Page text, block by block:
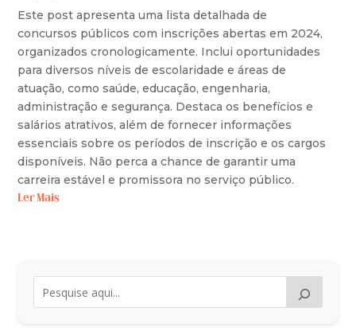
Este post apresenta uma lista detalhada de
concursos públicos com inscrições abertas em 2024,
organizados cronologicamente. Inclui oportunidades
para diversos níveis de escolaridade e áreas de
atuação, como saúde, educação, engenharia,
administração e segurança. Destaca os benefícios e
salários atrativos, além de fornecer informações
essenciais sobre os períodos de inscrição e os cargos
disponíveis. Não perca a chance de garantir uma
carreira estável e promissora no serviço público.
Ler Mais